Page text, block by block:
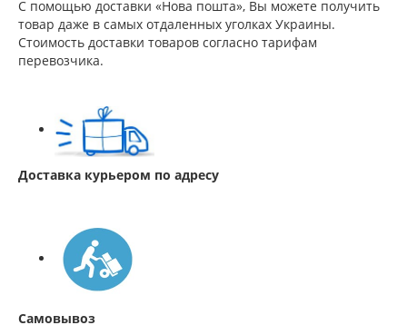
С помощью доставки «Нова пошта», Вы можете получить
товар даже в самых отдаленных уголках Украины.
Стоимость доставки товаров согласно тарифам
перевозчика.
Доставка курьером по адресу
Самовывоз